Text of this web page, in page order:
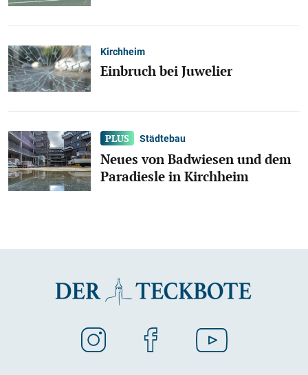
Kirchheim
Einbruch bei Juwelier
Städtebau
Neues von Badwiesen und dem
Paradiesle in Kirchheim